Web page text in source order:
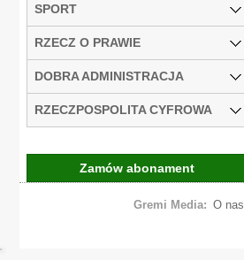
SPORT
RZECZ O PRAWIE
DOBRA ADMINISTRACJA
RZECZPOSPOLITA CYFROWA
Zamów abonament
Gremi Media: O nas